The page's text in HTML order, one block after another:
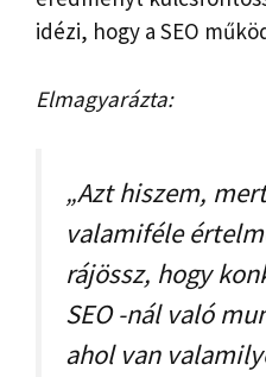
idézi, hogy a SEO
Elmagyarázta:
„Azt hiszem,
valamiféle
rájössz, hogy
SEO -nál való
ahol van